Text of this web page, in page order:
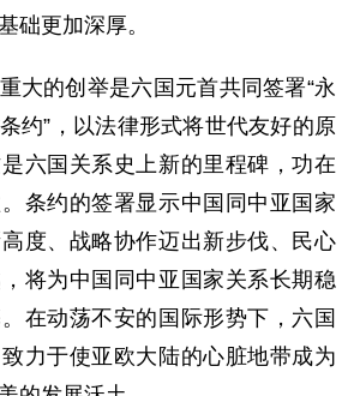
础更加深厚。
大的创举是六国元首共同签署“永
约”，以法律形式将世代友好的原
六国关系史上新的里程碑，功在
条约的签署显示中国同中亚国家
度、战略协作迈出新步伐、民心
将为中国同中亚国家关系长期稳
在动荡不安的国际形势下，六国
力于使亚欧大陆的心脏地带成为